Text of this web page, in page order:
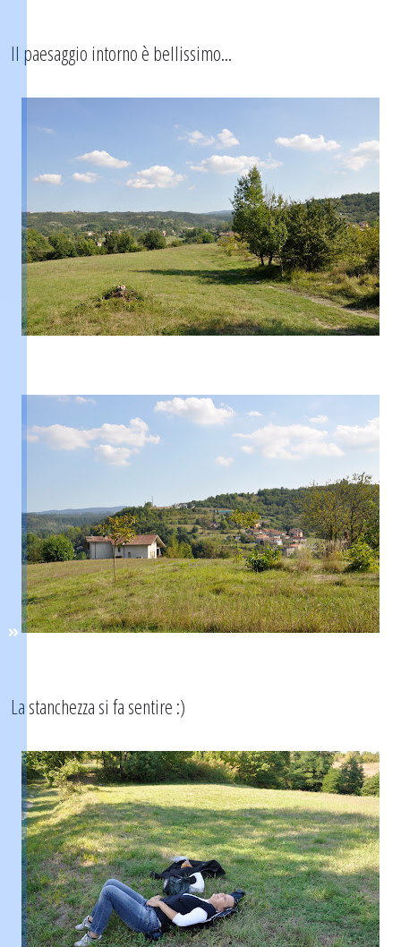
Il paesaggio intorno è bellissimo...
La stanchezza si fa sentire :)